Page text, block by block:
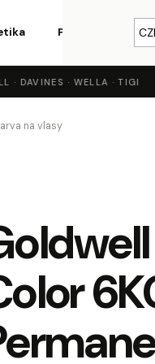
Parfémy a vůně
· DAVINES · WELLA · TIGI
na vlasy